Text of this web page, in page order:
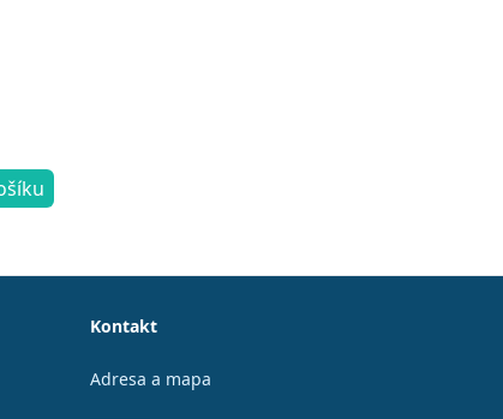
Kontakt
Adresa a mapa